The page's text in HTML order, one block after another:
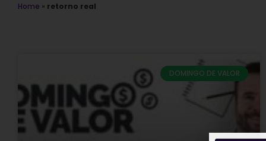
Home » retorno real
DOMINGO DE VALOR